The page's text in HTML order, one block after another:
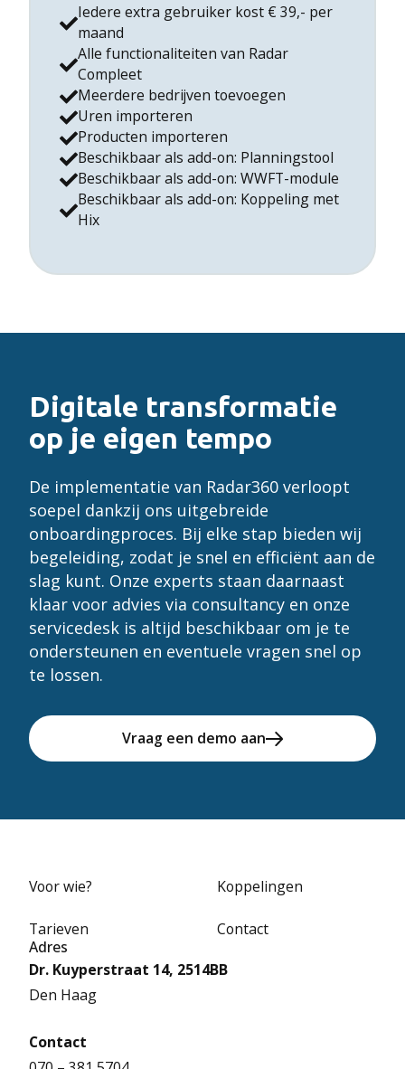
Iedere extra gebruiker kost € 39,- per
maand
Alle functionaliteiten van Radar
Compleet
Meerdere bedrijven toevoegen
Uren importeren
Producten importeren
Beschikbaar als add-on: Planningstool
Beschikbaar als add-on: WWFT-module
Beschikbaar als add-on: Koppeling met
Hix
Digitale transformatie
op je eigen tempo
De implementatie van Radar360 verloopt
soepel dankzij ons uitgebreide
onboardingproces. Bij elke stap bieden wij
begeleiding, zodat je snel en efficiënt aan de
slag kunt. Onze experts staan daarnaast
klaar voor advies via consultancy en onze
servicedesk is altijd beschikbaar om je te
ondersteunen en eventuele vragen snel op
te lossen.
Vraag een demo aan
Voor wie? Koppelingen
Tarieven
Contact
Adres
Dr. Kuyperstraat 14, 2514BB
Den Haag
Contact